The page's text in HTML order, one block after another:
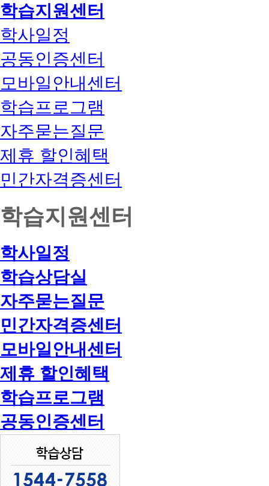
학습지원센터
학사일정
공동인증센터
모바일안내센터
학습프로그램
자주묻는질문
제휴 할인혜택
민간자격증센터
학습지원센터
학사일정
학습상담실
자주묻는질문
민간자격증센터
모바일안내센터
제휴 할인혜택
학습프로그램
공동인증센터